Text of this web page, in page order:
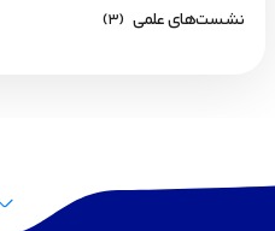
نشست‌های علمی (3)